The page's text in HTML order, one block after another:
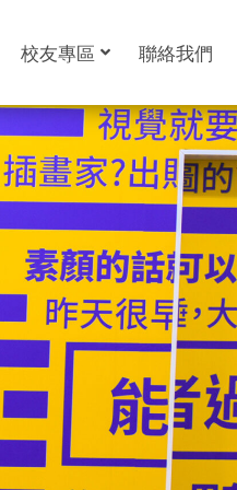
校友專區 聯絡我們